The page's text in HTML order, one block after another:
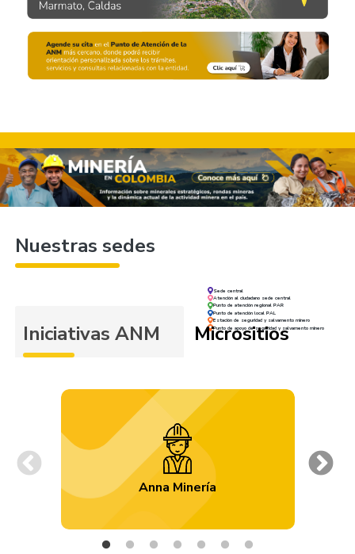
Nuestras sedes
Sede central
Atención al ciudadano sede central
Punto de atención regional PAR
Punto de atención local PAL
Estación de seguridad y salvamento minero
Punto de apoyo de seguridad y salvamento minero
Iniciativas ANM Micrositios
Anna Minería